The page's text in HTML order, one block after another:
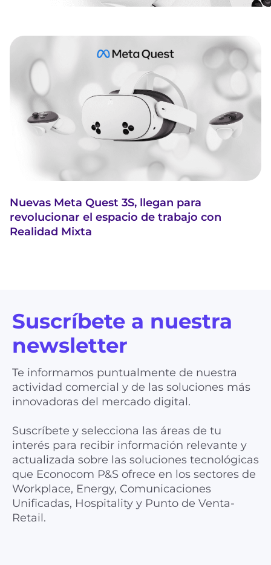
Nuevas Meta Quest 3S, llegan para
revolucionar el espacio de trabajo con
Realidad Mixta
Suscríbete a nuestra
newsletter
Te informamos puntualmente de nuestra
actividad comercial y de las soluciones más
innovadoras del mercado digital.
Suscríbete y selecciona las áreas de tu
interés para recibir información relevante y
actualizada sobre las soluciones tecnológicas
que Econocom P&S ofrece en los sectores de
Workplace, Energy, Comunicaciones
Unificadas, Hospitality y Punto de Venta-
Retail.